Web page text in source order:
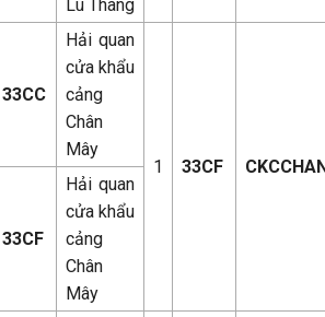
Lù Thàng
33CC
Hải quan
cửa khẩu
cảng
Chân
Mây
1
33CF
33CF
Hải quan
cửa khẩu
cảng
Chân
Mây